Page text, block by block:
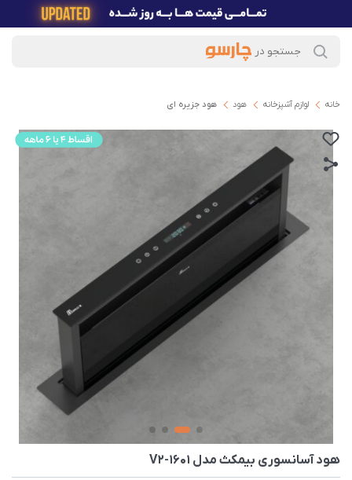
خانه لوازم آشپزخانه هود هود جزیره ای
هود آسانسوری بیمکث مدل 1601-V2